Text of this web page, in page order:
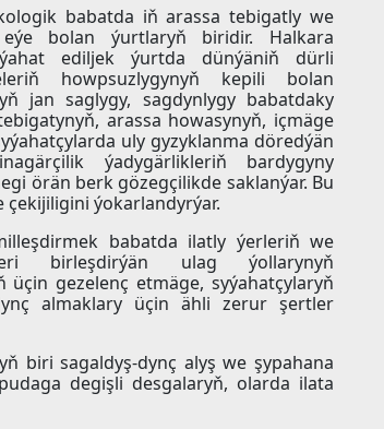
babatda iň arassa tebigatly we
bolan ýurtlaryň biridir. Halkara
ediljek ýurtda dünýäniň dürli
howpsuzlygynyň kepili bolan
jan saglygy, sagdynlygy babatdaky
arassa howasynyň, içmäge
uly gyzyklanma döredýän
ýadygärlikleriň bardygyny
örän berk gözegçilikde saklanýar. Bu
çekijiligini ýokarlandyrýar.
babatda ilatly ýerleriň we
birleşdirýän ulag ýollarynyň
gezelenç etmäge, syýahatçylaryň
almaklary üçin ähli zerur şertler
biri sagaldyş-dynç alyş we şypahana
degişli desgalaryň, olarda ilata